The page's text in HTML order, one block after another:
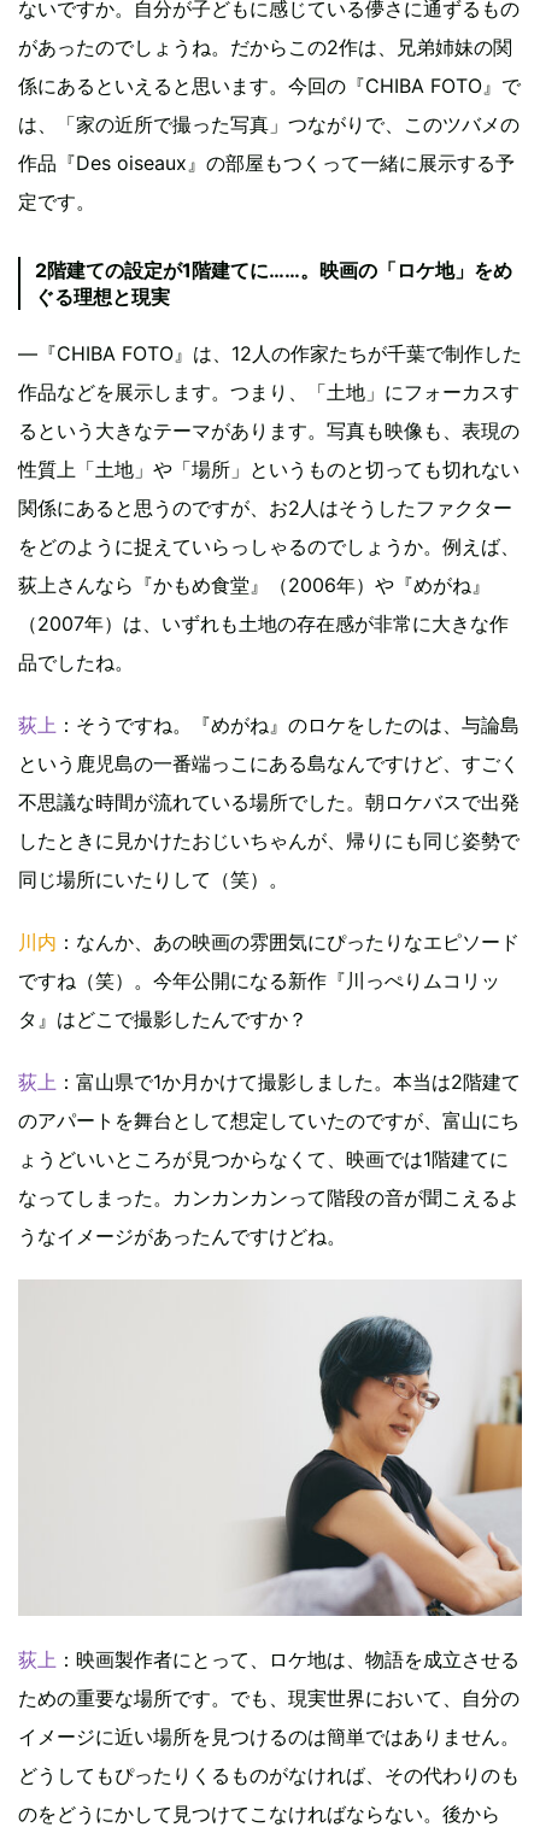
ないですか。自分が子どもに感じている儚さに通ずるもの
があったのでしょうね。だからこの2作は、兄弟姉妹の関
係にあるといえると思います。今回の『CHIBA FOTO』で
は、「家の近所で撮った写真」つながりで、このツバメの
作品『Des oiseaux』の部屋もつくって一緒に展示する予
定です。
2階建ての設定が1階建てに……。映画の「ロケ地」をめ
ぐる理想と現実
―『CHIBA FOTO』は、12人の作家たちが千葉で制作した
作品などを展示します。つまり、「土地」にフォーカスす
るという大きなテーマがあります。写真も映像も、表現の
性質上「土地」や「場所」というものと切っても切れない
関係にあると思うのですが、お2人はそうしたファクター
をどのように捉えていらっしゃるのでしょうか。例えば、
荻上さんなら『かもめ食堂』（2006年）や『めがね』
（2007年）は、いずれも土地の存在感が非常に大きな作
品でしたね。
荻上 ：そうですね。『めがね』のロケをしたのは、与論島
という鹿児島の一番端っこにある島なんですけど、すごく
不思議な時間が流れている場所でした。朝ロケバスで出発
したときに見かけたおじいちゃんが、帰りにも同じ姿勢で
同じ場所にいたりして（笑）。
川内 ：なんか、あの映画の雰囲気にぴったりなエピソード
ですね（笑）。今年公開になる新作『川っぺりムコリッ
タ』はどこで撮影したんですか？
荻上 ：富山県で1か月かけて撮影しました。本当は2階建て
のアパートを舞台として想定していたのですが、富山にち
ょうどいいところが見つからなくて、映画では1階建てに
なってしまった。カンカンカンって階段の音が聞こえるよ
うなイメージがあったんですけどね。
荻上 ：映画製作者にとって、ロケ地は、物語を成立させる
ための重要な場所です。でも、現実世界において、自分の
イメージに近い場所を見つけるのは簡単ではありません。
どうしてもぴったりくるものがなければ、その代わりのも
のをどうにかして見つけてこなければならない。後から